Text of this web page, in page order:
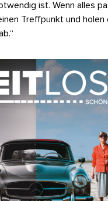
ist. Wenn alles
Treffpunkt und holen